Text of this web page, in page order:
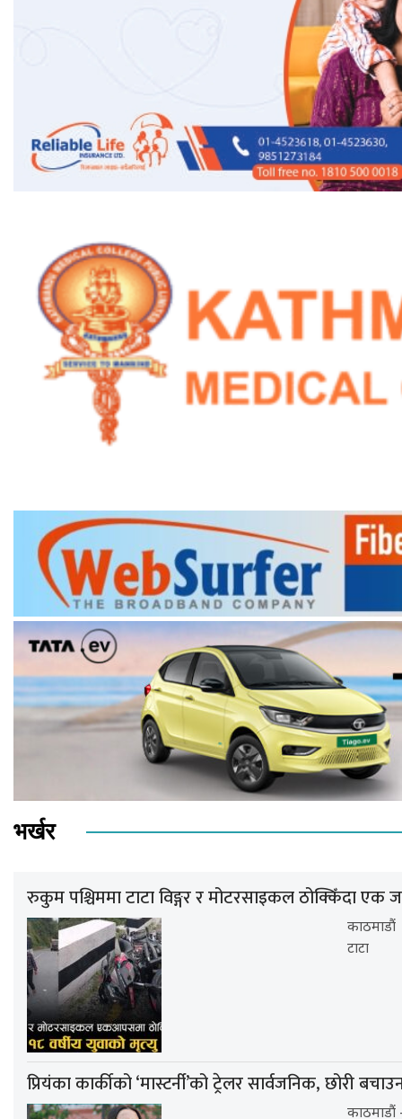
भर्खर
रुकुम पश्चिममा टाटा विङ्गर र मोटरसाइकल ठोक्किँदा एक
काठमाडौं
टाटा
प्रियंका कार्कीको ‘मास्टर्नी’को ट्रेलर सार्वजनिक, छोरी
काठमाडौं